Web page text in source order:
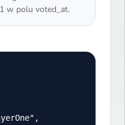
w polu voted_at.